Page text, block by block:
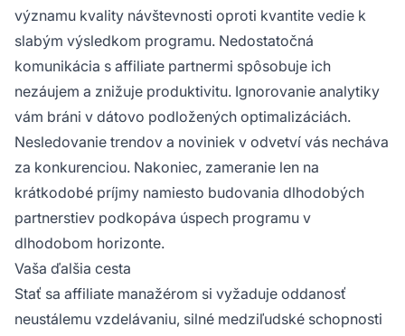
významu kvality návštevnosti oproti kvantite vedie k
slabým výsledkom programu. Nedostatočná
komunikácia s affiliate partnermi spôsobuje ich
nezáujem a znižuje produktivitu. Ignorovanie analytiky
vám bráni v dátovo podložených optimalizáciách.
Nesledovanie trendov a noviniek v odvetví vás necháva
za konkurenciou. Nakoniec, zameranie len na
krátkodobé príjmy namiesto budovania dlhodobých
partnerstiev podkopáva úspech programu v
dlhodobom horizonte.
Vaša ďalšia cesta
Stať sa affiliate manažérom si vyžaduje oddanosť
neustálemu vzdelávaniu, silné medziľudské schopnosti